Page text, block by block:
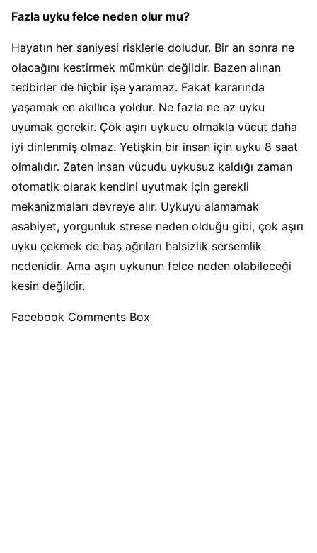
Fazla uyku felce neden olur mu?
Hayatın her saniyesi risklerle doludur. Bir an sonra ne
olacağını kestirmek mümkün değildir. Bazen alınan
tedbirler de hiçbir işe yaramaz. Fakat kararında
yaşamak en akıllıca yoldur. Ne fazla ne az uyku
uyumak gerekir. Çok aşırı uykucu olmakla vücut daha
iyi dinlenmiş olmaz. Yetişkin bir insan için uyku 8 saat
olmalıdır. Zaten insan vücudu uykusuz kaldığı zaman
otomatik olarak kendini uyutmak için gerekli
mekanizmaları devreye alır. Uykuyu alamamak
asabiyet, yorgunluk strese neden olduğu gibi, çok aşırı
uyku çekmek de baş ağrıları halsizlik sersemlik
nedenidir. Ama aşırı uykunun felce neden olabileceği
kesin değildir.
Facebook Comments Box